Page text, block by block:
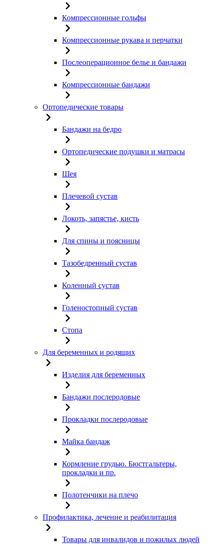
Компрессионные гольфы
Компрессионные рукава и перчатки
Послеоперационное белье и бандажи
Компрессионные бандажи
Ортопедические товары
Бандажи на бедро
Ортопедические подушки и матрасы
Шея
Плечевой сустав
Локоть, запястье, кисть
Для спины и поясницы
Тазобедренный сустав
Коленный сустав
Голеностопный сустав
Стопа
Для беременных и родящих
Изделия для беременных
Бандажи послеродовые
Прокладки послеродовые
Майка бандаж
Кормление грудью. Бюстгальтеры,
прокладки и пр.
Полотенчики на плечо
Профилактика, лечение и реабилитация
Товары для инвалидов и пожилых людей